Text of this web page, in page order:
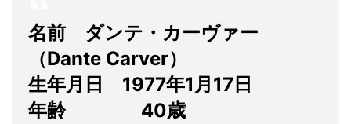
名前 ダンテ・カーヴァー
（Dante Carver）
生年月日 1977年1月17日
年齢 40歳